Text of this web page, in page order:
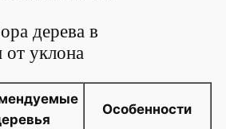
дерева в
от уклона
Особенности